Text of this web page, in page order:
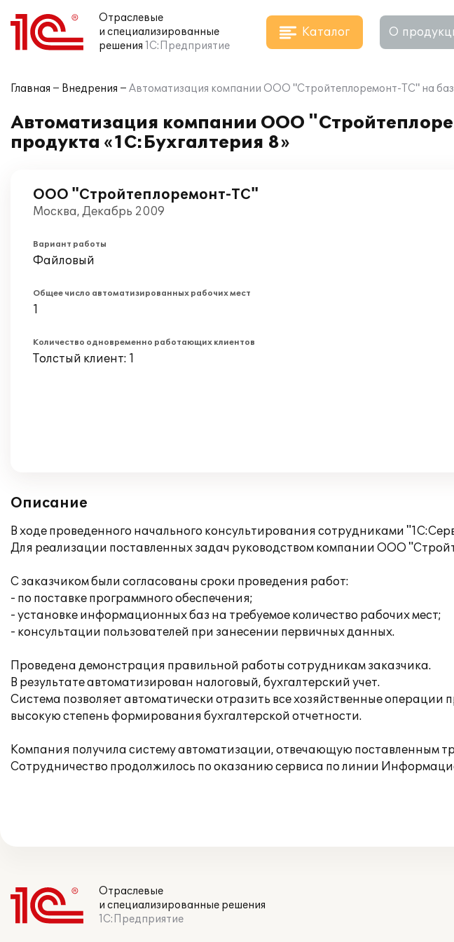
Отраслевые
и специализированные
решения 1С:Предприятие
Каталог О
Главная Внедрения Автоматизация компании ООО "Стройтеплоремонт-ТС" на
Автоматизация компании ООО
продукта «1С:Бухгалтерия 8»
ООО "Стройтеплоремонт-ТС"
Москва, Декабрь 2009
Вариант работы
Файловый
Общее число автоматизированных рабочих мест
1
Количество одновременно работающих клиентов
Толстый клиент: 1
Описание
В ходе проведенного начального консультирования сотрудниками
Для реализации поставленных задач руководством компании ООО
С заказчиком были согласованы сроки проведения работ:
- по поставке программного обеспечения;
- установке информационных баз на требуемое количество рабочих мест;
- консультации пользователей при занесении первичных данных.
Проведена демонстрация правильной работы сотрудникам заказчика.
В результате автоматизирован налоговый, бухгалтерский учет.
Система позволяет автоматически отразить все хозяйственные
высокую степень формирования бухгалтерской отчетности.
Компания получила систему автоматизации, отвечающую поставленным
Сотрудничество продолжилось по оказанию сервиса по линии
Отраслевые
и специализированные решения
1С:Предприятие